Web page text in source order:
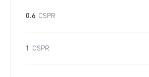
0.6 CSPR
1 CSPR